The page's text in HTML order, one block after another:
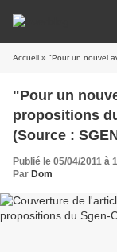
Accueil » "Pour un nouvel avenir
"Pour un
propositions
(Source :
Publié le 05/04/2011 à
Par Dom